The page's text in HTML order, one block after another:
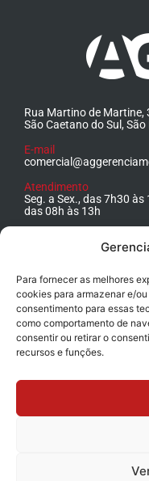
Para fornecer as melhores
cookies para armazenar e/
consentimento para essas
como comportamento de
consentir ou retirar o
recursos e funções.
Rua Martino de Martine,
São Caetano do Sul,
E-mail
Atendimento
Seg. a Sex., das 7h30
das 08h às 13h
+55 11 4223.1500